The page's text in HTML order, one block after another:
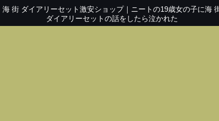
海 街 ダイアリーセット激安ショップ｜ ニートの19歳女の子に海
ダイアリーセットの話をしたら泣かれた